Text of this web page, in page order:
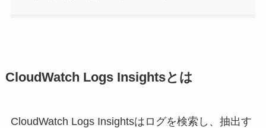
CloudWatch Logs Insightsとは
CloudWatch Logs Insightsはログを検索し、抽出す